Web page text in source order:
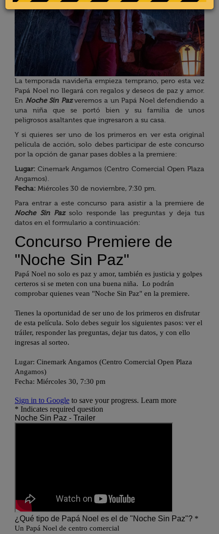
La temporada navideña empieza temprano, pero esta vez
Papá Noel no llegará con regalos y deseos de paz y amor.
En Noche Sin Pazveremos a un Papá Noel defendiendo a
una niña que se portó bien y su familia de unos
peligrosos asaltantes que ingresaron a su casa.
Y si quieres ser uno de los primeros en ver esta original
película de acción, solo debes participar de este concurso
por la opción de ganar pases dobles a la premiere:
Lugar: Cinemark Angamos (Centro Comercial Open Plaza
Angamos).
Fecha: Miércoles 30 de noviembre, 7:30 pm.
Para entrar a este concurso para asistir a la premiere de
Noche Sin Pazsolo responde las preguntas y deja tus
datos en el formulario a continuación: